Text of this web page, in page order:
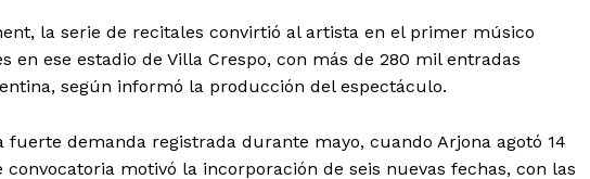
la serie de recitales convirtió al artista en el primer músico
en ese estadio de Villa Crespo, con más de 280 mil entradas
según informó la producción del espectáculo.
demanda registrada durante mayo, cuando Arjona agotó 14
motivó la incorporación de seis nuevas fechas, con las